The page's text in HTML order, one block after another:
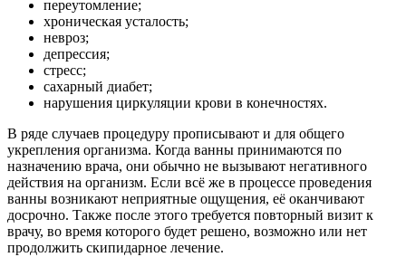
переутомление;
хроническая усталость;
невроз;
депрессия;
стресс;
сахарный диабет;
нарушения циркуляции крови в конечностях.
В ряде случаев процедуру прописывают и для общего
укрепления организма. Когда ванны принимаются по
назначению врача, они обычно не вызывают негативного
действия на организм. Если всё же в процессе проведения
ванны возникают неприятные ощущения, её оканчивают
досрочно. Также после этого требуется повторный визит к
врачу, во время которого будет решено, возможно или нет
продолжить скипидарное лечение.